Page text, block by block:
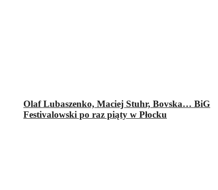
Olaf Lubaszenko, Maciej Stuhr, Bovska… BiG
Festivalowski po raz piąty w Płocku